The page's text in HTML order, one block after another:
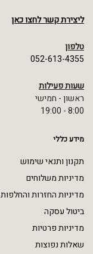
ליצירת קשר לחצו כאן
טלפון
052-613-4355
שעות פעילות
ראשון - חמישי
8:00 - 19:00
מידע כללי
תקנון ותנאי שימוש
מדיניות משלוחים
מדיניות החזרות והחלפות
ביטול עסקה
מדיניות פרטיות
שאלות נפוצות